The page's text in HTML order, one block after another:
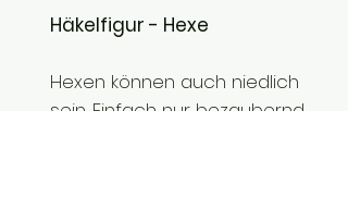
Häkelfigur - Hexe
Hexen können auch niedlich
sein. Einfach nur bezaubernd.